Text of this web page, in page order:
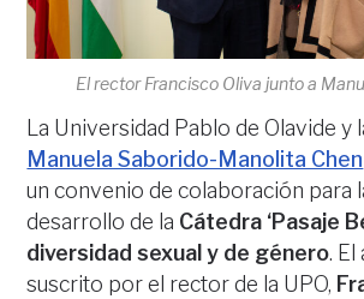
El rector Francisco Oliva junto a
La Universidad Pablo de Olavide y
Manuela Saborido-Manolita Chen
un convenio de colaboración para
desarrollo de la Cátedra ‘Pasaje
diversidad sexual y de género. El
suscrito por el rector de la UPO,